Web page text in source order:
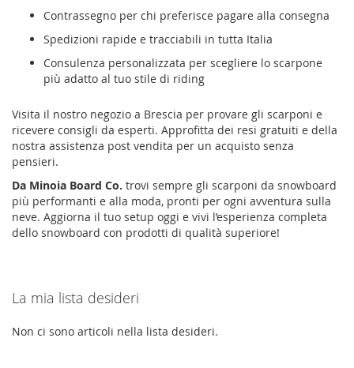
Contrassegno per chi preferisce pagare alla consegna
Spedizioni rapide e tracciabili in tutta Italia
Consulenza personalizzata per scegliere lo scarpone
più adatto al tuo stile di riding
Visita il nostro negozio a Brescia per provare gli scarponi e
ricevere consigli da esperti. Approfitta dei resi gratuiti e della
nostra assistenza post vendita per un acquisto senza
pensieri.
Da Minoia Board Co. trovi sempre gli scarponi da snowboard
più performanti e alla moda, pronti per ogni avventura sulla
neve. Aggiorna il tuo setup oggi e vivi l’esperienza completa
dello snowboard con prodotti di qualità superiore!
La mia lista desideri
Non ci sono articoli nella lista desideri.